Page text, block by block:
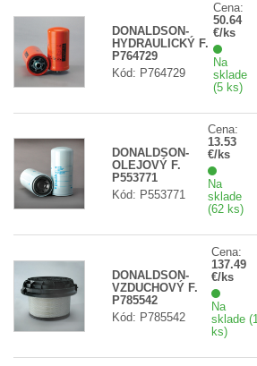
DONALDSON-
HYDRAULICKÝ F.
P764729
Kód: P764729
Cena:
50.64
€/ks
Na
sklade
(5 ks)
DONALDSON-
OLEJOVÝ F.
P553771
Kód: P553771
Cena:
13.53
€/ks
Na
sklade
(62 ks)
DONALDSON-
VZDUCHOVÝ F.
P785542
Kód: P785542
Cena:
137.49
€/ks
Na
sklade (1
ks)